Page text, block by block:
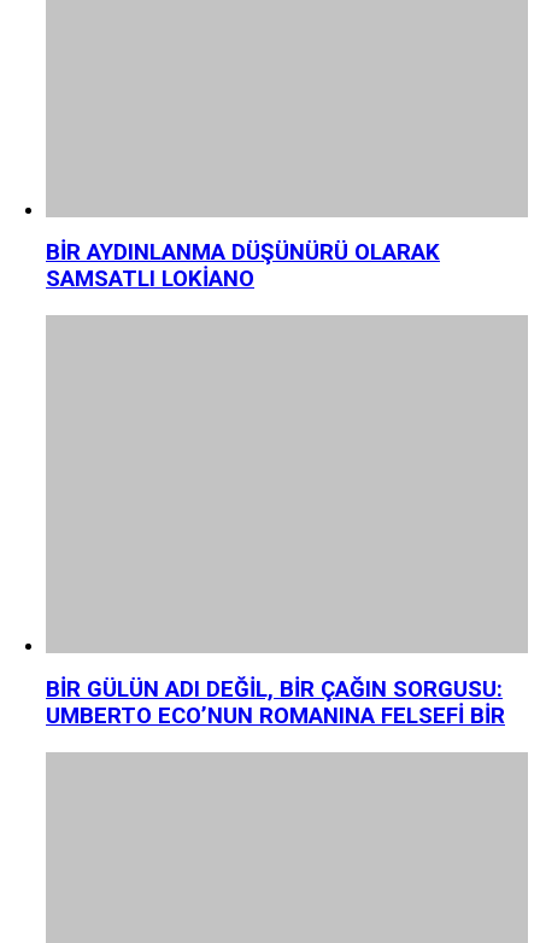
BİR AYDINLANMA DÜŞÜNÜRÜ OLARAK
SAMSATLI LOKİANO
BİR GÜLÜN ADI DEĞİL, BİR ÇAĞIN SORGUSU:
UMBERTO ECO’NUN ROMANINA FELSEFİ BİR